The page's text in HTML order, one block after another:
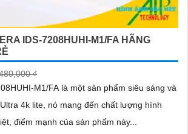
IDS-7208HUHI-M1/FA HÃNG
₫
M1/FA là một sản phẩm siêu sáng và
vời. Đặc biệt, điểm mạnh của sản phẩm này...